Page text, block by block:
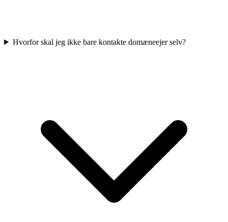
Hvorfor skal jeg ikke bare kontakte domæneejer selv?